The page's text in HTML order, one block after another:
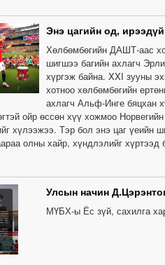
Энэ цагийн од,
Хөлбөмбөгийн ДАШТ-аас
шигшээ багийн ахлагч
хүргэж байна. XXI зууны
хотноо хөлбөмбөгийн
ахлагч Альф-Инге бяцхан
ойр өссөн хүү хожмоо
хүлээжээ. Тэр бол энэ цаг үеийн
олны хайр, хүндлэлийг
Улсын начин
МҮБХ-ы Ёс зүй, сахилга